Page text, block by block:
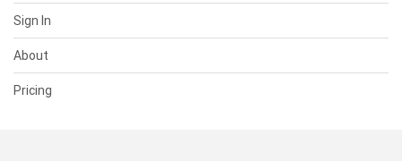
Sign In
About
Pricing